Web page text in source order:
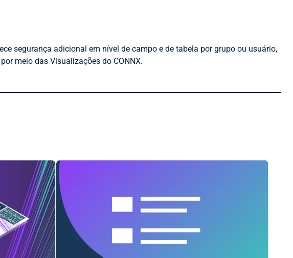
segurança adicional em nível de campo e de tabela por grupo ou usuário,
meio das Visualizações do CONNX.